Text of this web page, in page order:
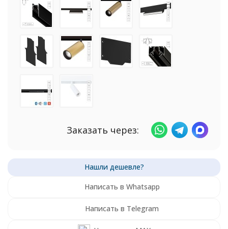
Заказать через:
Написать в Whatsapp
Написать в Telegram